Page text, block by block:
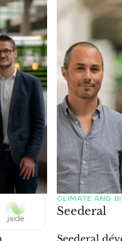
CLIMATE AND
Seederal
Seederal